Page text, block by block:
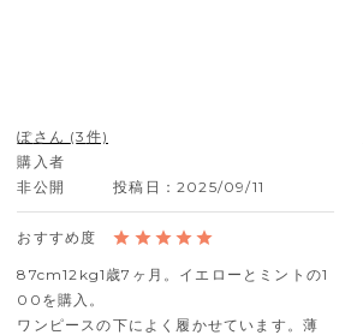
ぽ
3
購入者
非公開
投稿日 2025/09/11
87cm12kg1歳7ヶ月。イエローとミントの1
00を購入。
ワンピースの下によく履かせています。薄